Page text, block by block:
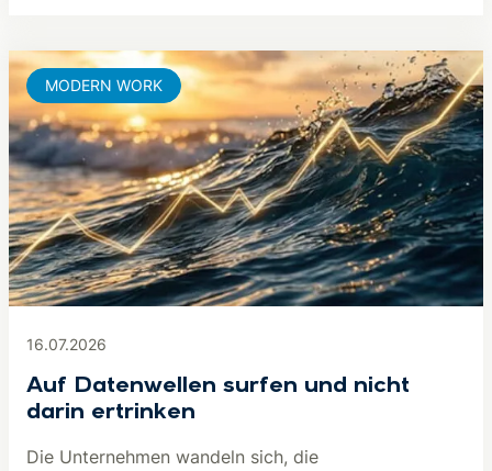
16.07.2026
Auf Datenwellen surfen und nicht
darin ertrinken
Die Unternehmen wandeln sich, die
MODERN WORK